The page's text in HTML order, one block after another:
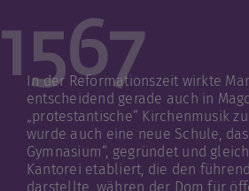
1567
In der Reformationszeit wirkte
entscheidend gerade auch in
„protestantische“ Kirchenmusik
wurde auch eine neue Schule,
Gymnasium“, gegründet und
Kantorei etabliert, die den
darstellte, währen der Dom für